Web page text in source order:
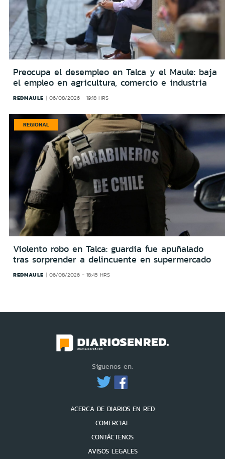
Preocupa el desempleo en Talca y el Maule: baja
el empleo en agricultura, comercio e industria
REDMAULE 06/08/2026 - 19:18 HRS
REGIONAL
Violento robo en Talca: guardia fue apuñalado
tras sorprender a delincuente en supermercado
REDMAULE 06/08/2026 - 18:45 HRS
Síguenos en:
ACERCA DE DIARIOS EN RED
COMERCIAL
CONTÁCTENOS
AVISOS LEGALES